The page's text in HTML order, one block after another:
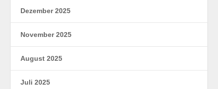
Dezember 2025
November 2025
August 2025
Juli 2025